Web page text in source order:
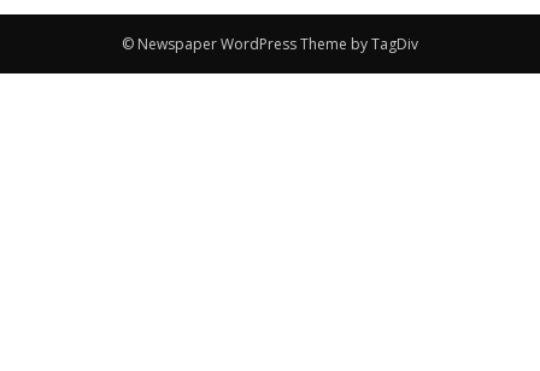
© Newspaper WordPress Theme by TagDiv